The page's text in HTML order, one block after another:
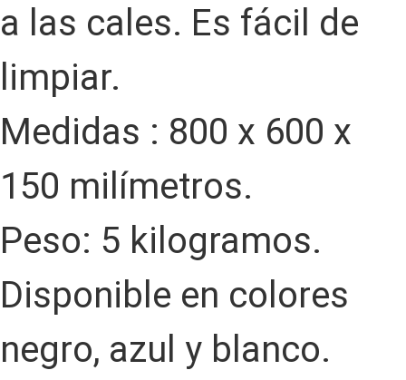
a las cales. Es fácil de
limpiar.
Medidas : 800 x 600 x
150 milímetros.
Peso: 5 kilogramos.
Disponible en colores
negro, azul y blanco.